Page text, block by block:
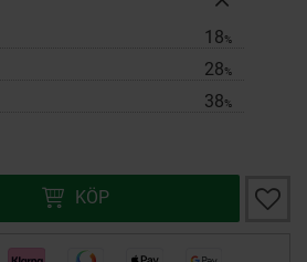
18%
28%
38%
KÖP Lägg